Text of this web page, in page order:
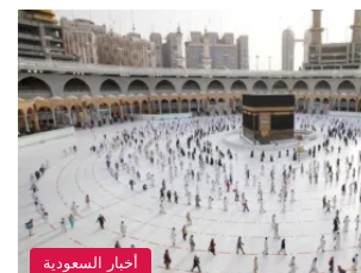
أخبار السعودية